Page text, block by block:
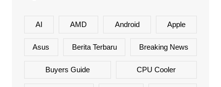
AI AMD Android Apple
Asus Berita Terbaru Breaking News
Buyers Guide CPU Cooler